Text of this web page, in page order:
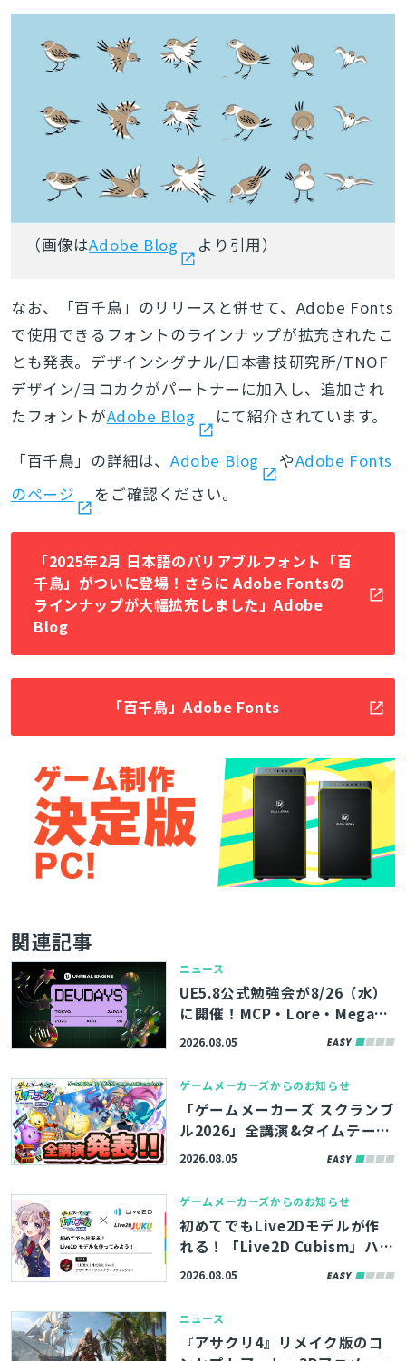
（画像はAdobe Blog より引用）
なお、「百千鳥」のリリースと併せて、Adobe Fonts
で使用できるフォントのラインナップが拡充されたこ
とも発表。デザインシグナル/日本書技研究所/TNOF
デザイン/ヨコカクがパートナーに加入し、追加され
たフォントがAdobe Blog にて紹介されています。
「百千鳥」の詳細は、 Adobe Blog やAdobe Fonts
のページ
をご確認ください。
「2025年2月 日本語のバリアブルフォント「百
千鳥」がついに登場！さらに Adobe Fontsの
ラインナップが大幅拡充しました」Adobe
Blog
「百千鳥」Adobe Fonts
関連記事
ニュース
UE5.8公式勉強会が8/26（水）
に開催！MCP・Lore・MegaLi
ghtsなど、最新機能やツールの
e Tokyo Dev Days 26’」、先
着100名まで参加者募集中
2026.08.05
ゲームメーカーズからのお知らせ
「ゲームメーカーズ スクランブ
ル2026」全講演&タイムテーブ
ルを発表！『プラグマタ』の開
ど
2026.08.05
ゲームメーカーズからのお知らせ
初めてでもLive2Dモデルが作
れる！「Live2D Cubism」ハン
ズオンが「ゲームメーカーズ ス
2026.08.05
ニュース
『アサクリ4』リメイク版のコ